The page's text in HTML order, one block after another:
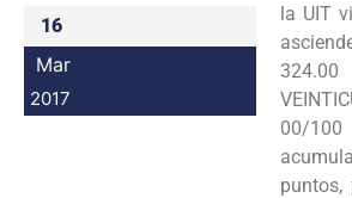
16
Mar
2017
la UIT
324.00
00/
puntos,